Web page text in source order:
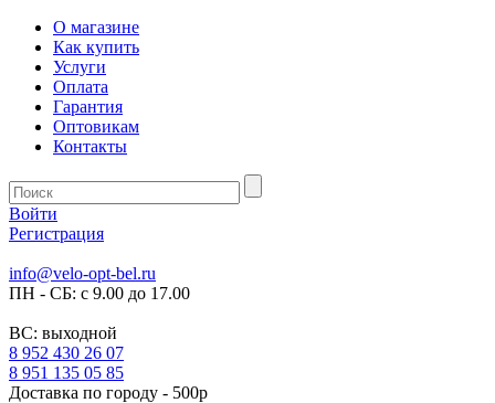
О магазине
Как купить
Услуги
Оплата
Гарантия
Оптовикам
Контакты
Войти
Регистрация
info@velo-opt-bel.ru
ПН - СБ: с 9.00 до 17.00
ВС: выходной
8 952 430 26 07
8 951 135 05 85
Доставка по городу - 500р